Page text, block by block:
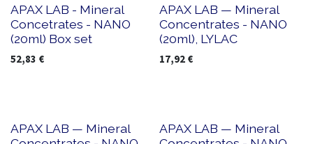
Nouveau !
APAX LAB - Mineral
Concetrates - NANO
(20ml) Box set
52,83 €
Nouveau !
APAX LAB — Mineral
Concentrates - NANO
(20ml), LYLAC
17,92 €
APAX LAB — Mineral
APAX LAB — Mineral